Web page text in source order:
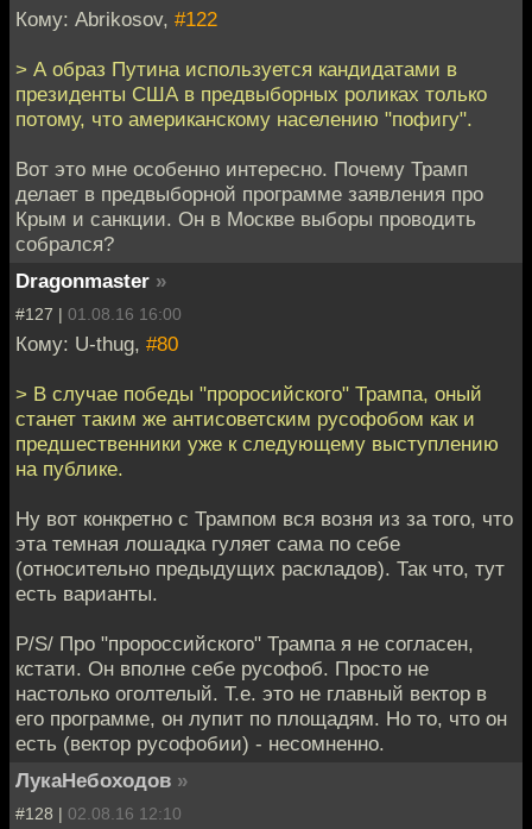
Кому: Abrikosov, #122
> А образ Путина используется кандидатами в
президенты США в предвыборных роликах только
потому, что американскому населению "пофигу".
Вот это мне особенно интересно. Почему Трамп
делает в предвыборной программе заявления про
Крым и санкции. Он в Москве выборы проводить
собрался?
Dragonmaster »
#127 | 01.08.16 16:00
Кому: U-thug, #80
> В случае победы "проросийского" Трампа, оный
станет таким же антисоветским русофобом как и
предшественники уже к следующему выступлению
на публике.
Ну вот конкретно с Трампом вся возня из за того, что
эта темная лошадка гуляет сама по себе
(относительно предыдущих раскладов). Так что, тут
есть варианты.
P/S/ Про "пророссийского" Трампа я не согласен,
кстати. Он вполне себе русофоб. Просто не
настолько оголтелый. Т.е. это не главный вектор в
его программе, он лупит по площадям. Но то, что он
есть (вектор русофобии) - несомненно.
ЛукаНебоходов »
#128 | 02.08.16 12:10